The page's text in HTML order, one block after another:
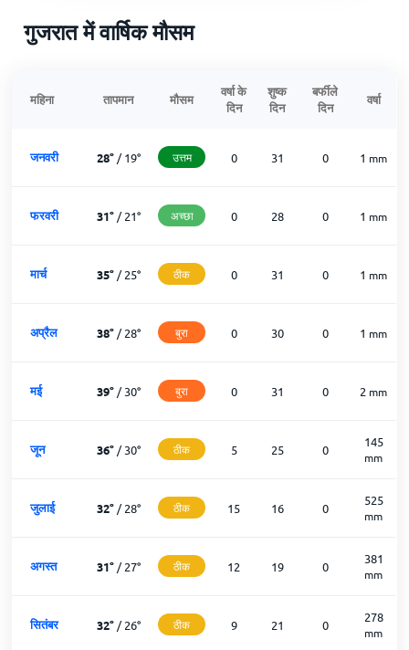
गुजरात में वार्षिक मौसम
महिना तापमान मौसम
वर्षा के
दिन
शुष्क
दिन
बर्फीले
दिन
वर्षा
जनवरी 28°/19° उत्तम 0 31 0 1 mm
फरवरी 31°/21° अच्छा 0 28 0 1 mm
मार्च 35°/25° ठीक 0 31 0 1 mm
अप्रैल 38°/28° बुरा 0 30 0 1 mm
मई 39°/30° बुरा 0 31 0 2 mm
जून 36°/30° ठीक 5 25 0
145
mm
जुलाई 32°/28° ठीक 15 16 0
525
mm
अगस्त 31°/27° ठीक 12 19 0
381
mm
सितंबर 32°/26° ठीक 9 21 0
278
mm